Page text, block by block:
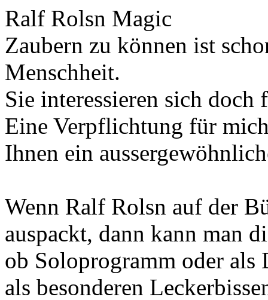
Ralf Rolsn Magic
Zaubern zu können ist
Menschheit.
Sie interessieren sich
Eine Verpflichtung für
Ihnen ein
Wenn Ralf Rolsn auf der
auspackt, dann kann man
ob Soloprogramm oder
als besonderen